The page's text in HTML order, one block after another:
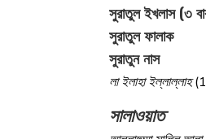
সুরাতুল ইখলাস (৩
সুরাতুল ফালাক
সুরাতুন নাস
লা ইলাহা ইল্লাল্লাহ
সালাওয়াত